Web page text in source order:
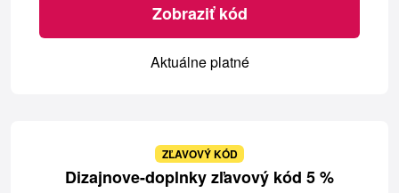
Zobraziť kód
Aktuálne platné
ZĽAVOVÝ KÓD
Dizajnove-doplnky zľavový kód 5 %